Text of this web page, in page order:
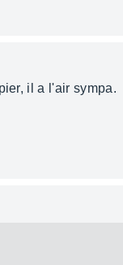
il a l'air sympa.